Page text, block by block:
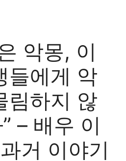
악몽, 이
들에게 악
림하지 않
– 배우 이
거 이야기